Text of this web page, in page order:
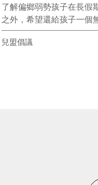
了解偏鄉弱勢孩子在長假
之外，希望還給孩子一個
樂暑假。
兒盟倡議